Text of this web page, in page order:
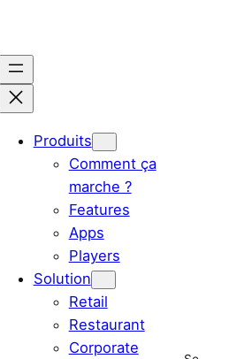
Produits
Comment ça
marche ?
Features
Apps
Players
Solution
Retail
Restaurant
Corporate